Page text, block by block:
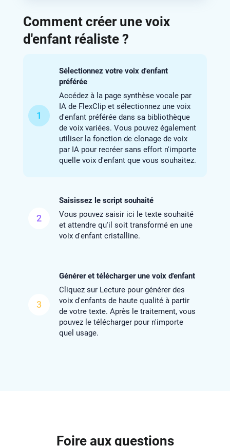
Comment créer une voix
d'enfant réaliste ?
1
Sélectionnez votre voix d'enfant
préférée
Accédez à la page synthèse vocale par
IA de FlexClip et sélectionnez une voix
d'enfant préférée dans sa bibliothèque
de voix variées. Vous pouvez également
utiliser la fonction de clonage de voix
par IA pour recréer sans effort n'importe
quelle voix d'enfant que vous souhaitez.
2
Saisissez le script souhaité
Vous pouvez saisir ici le texte souhaité
et attendre qu'il soit transformé en une
voix d'enfant cristalline.
3
Générer et télécharger une voix d'enfant
Cliquez sur Lecture pour générer des
voix d'enfants de haute qualité à partir
de votre texte. Après le traitement, vous
pouvez le télécharger pour n'importe
quel usage.
Foire aux questions